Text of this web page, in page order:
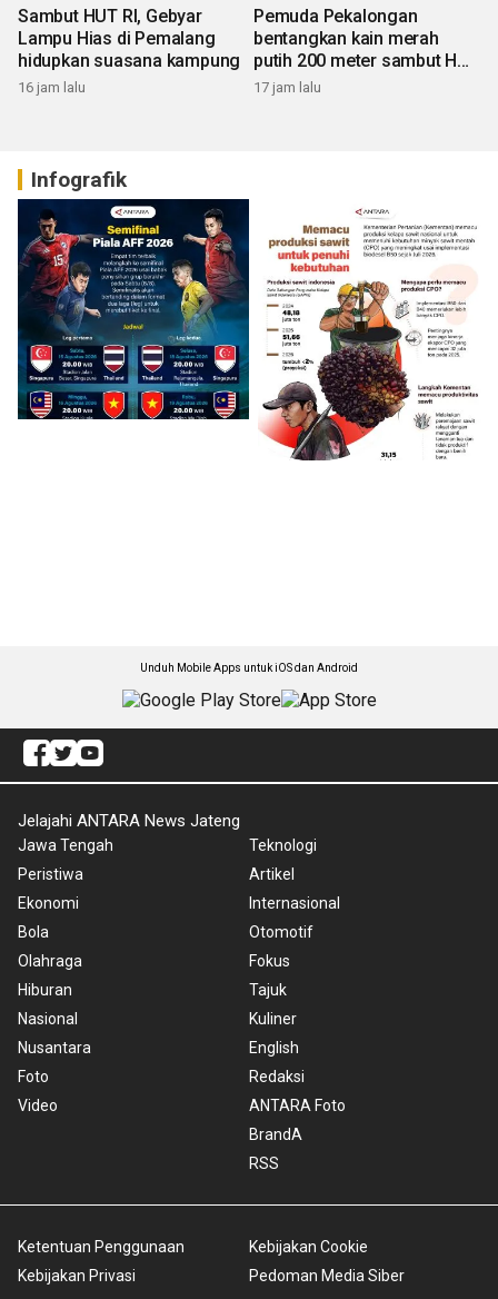
Sambut HUT RI, Gebyar
Lampu Hias di Pemalang
hidupkan suasana kampung
16 jam lalu
Pemuda Pekalongan
bentangkan kain merah
putih 200 meter sambut HUT
RI
17 jam lalu
Infografik
Unduh Mobile Apps untuk iOS dan Android
Jelajahi ANTARA News Jateng
Jawa Tengah
Peristiwa
Ekonomi
Bola
Olahraga
Hiburan
Nasional
Nusantara
Foto
Video
Teknologi
Artikel
Internasional
Otomotif
Fokus
Tajuk
Kuliner
English
Redaksi
ANTARA Foto
BrandA
RSS
Ketentuan Penggunaan
Kebijakan Privasi
Kebijakan Cookie
Pedoman Media Siber